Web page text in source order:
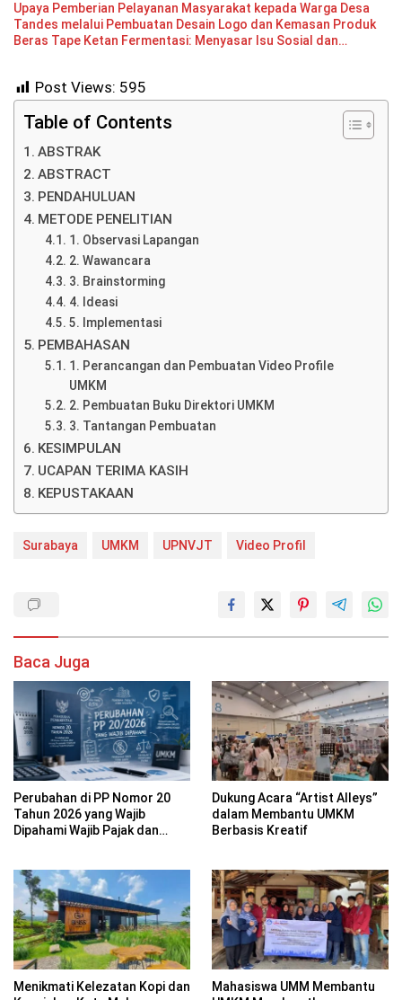
Upaya Pemberian Pelayanan Masyarakat kepada Warga Desa
Tandes melalui Pembuatan Desain Logo dan Kemasan Produk
Beras Tape Ketan Fermentasi: Menyasar Isu Sosial dan
Post Views: 595
Table of Contents
ABSTRAK
ABSTRACT
PENDAHULUAN
METODE PENELITIAN
1. Observasi Lapangan
2. Wawancara
3. Brainstorming
4. Ideasi
5. Implementasi
PEMBAHASAN
1. Perancangan dan Pembuatan Video Profile
UMKM
2. Pembuatan Buku Direktori UMKM
3. Tantangan Pembuatan
KESIMPULAN
UCAPAN TERIMA KASIH
KEPUSTAKAAN
Surabaya UMKM UPNVJT Video Profil
Baca Juga
Perubahan di PP Nomor 20
Tahun 2026 yang Wajib
Dipahami Wajib Pajak dan
Dukung Acara “Artist Alleys”
dalam Membantu UMKM
Berbasis Kreatif
Menikmati Kelezatan Kopi dan
Mahasiswa UMM Membantu